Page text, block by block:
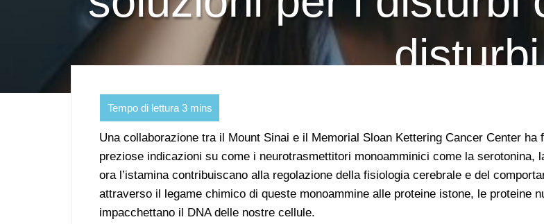
disturbi
Una collaborazione tra il Mount Sinai e il Memorial Sloan Kettering Cancer Center ha
preziose indicazioni su come i neurotrasmettitori monoamminici come la serotonina,
ora l’istamina contribuiscano alla regolazione della fisiologia cerebrale e del
attraverso il legame chimico di queste monoammine alle proteine istone, le proteine
impacchettano il DNA delle nostre cellule.